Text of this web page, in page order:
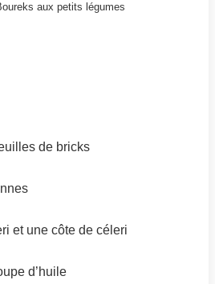
aux petits légumes
de bricks
et une côte de céleri
d’huile